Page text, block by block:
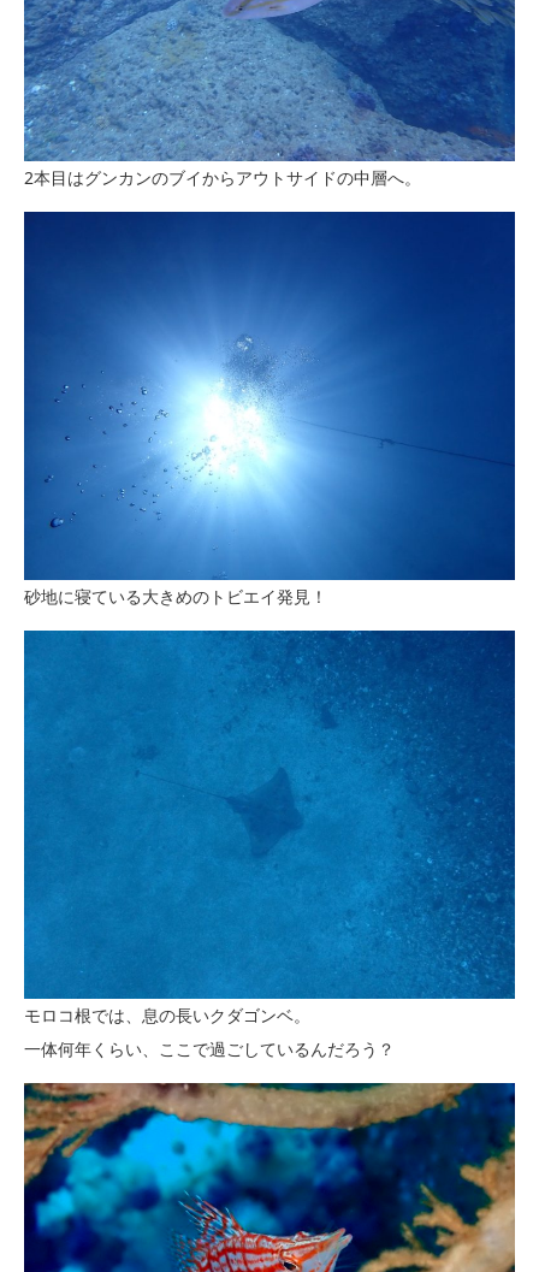
2本目はグンカンのブイからアウトサイドの中層へ。
砂地に寝ている大きめのトビエイ発見！
モロコ根では、息の長いクダゴンベ。
一体何年くらい、ここで過ごしているんだろう？